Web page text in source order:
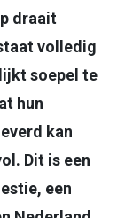
draait
volledig
soepel te
hun
kan
Dit is een
een